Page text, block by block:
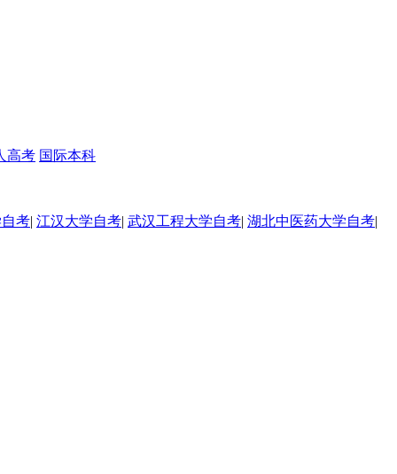
高考 国际本科
考| 江汉大学自考| 武汉工程大学自考| 湖北中医药大学自考|